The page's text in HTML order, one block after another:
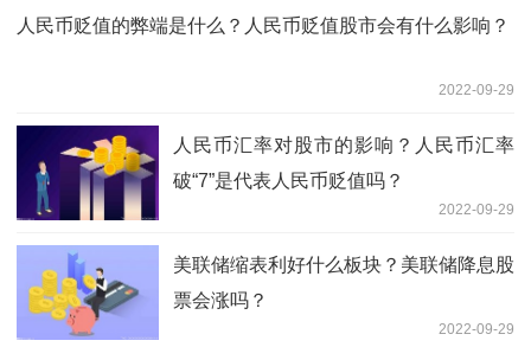
人民币贬值的弊端是什么？人民币贬值股市会有什么影响？
2022-09-29
人民币汇率对股市的影响？人民币汇率
破“7”是代表人民币贬值吗？
2022-09-29
美联储缩表利好什么板块？美联储降息股
票会涨吗？
2022-09-29